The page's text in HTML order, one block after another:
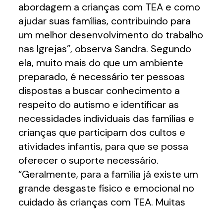
abordagem a crianças com TEA e como
ajudar suas famílias, contribuindo para
um melhor desenvolvimento do trabalho
nas Igrejas”, observa Sandra. Segundo
ela, muito mais do que um ambiente
preparado, é necessário ter pessoas
dispostas a buscar conhecimento a
respeito do autismo e identificar as
necessidades individuais das famílias e
crianças que participam dos cultos e
atividades infantis, para que se possa
oferecer o suporte necessário.
“Geralmente, para a família já existe um
grande desgaste físico e emocional no
cuidado às crianças com TEA. Muitas